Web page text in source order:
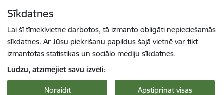
Sīkdatnes
Lai šī tīmekļvietne darbotos, tā izmanto obligāti nepieciešamās
sīkdatnes. Ar Jūsu piekrišanu papildus šajā vietnē var tikt
izmantotas statistikas un sociālo mediju sīkdatnes.
Lūdzu, atzīmējiet savu izvēli:
Noraidīt Apstiprināt visas